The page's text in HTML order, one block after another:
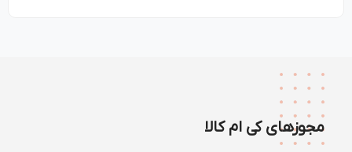
مجوزهای کی ام کالا